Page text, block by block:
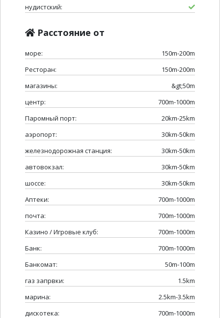
нудистский:
Расстояние от
море:
150m-200m
Ресторан:
150m-200m
магазины:
&gt;50m
центр:
700m-1000m
Паромный порт:
20km-25km
аэропорт:
30km-50km
железнодорожная станция:
30km-50km
автовокзал:
30km-50km
шоссе:
30km-50km
Аптеки:
700m-1000m
почта:
700m-1000m
Казино / Игровые клуб:
700m-1000m
Банк:
700m-1000m
Банкомат:
50m-100m
газ запрвки:
1.5km
марина:
2.5km-3.5km
дискотека:
700m-1000m